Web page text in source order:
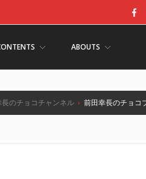
ABOUTS
のチョコチャンネル › 前田幸長のチョコ